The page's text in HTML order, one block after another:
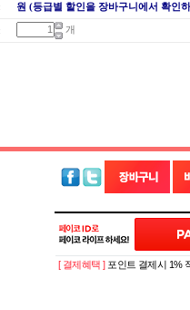
원 (등급별 할인을 장바구니에서 확인
개
[ 결제혜택 ] 포인트 결제시 1%